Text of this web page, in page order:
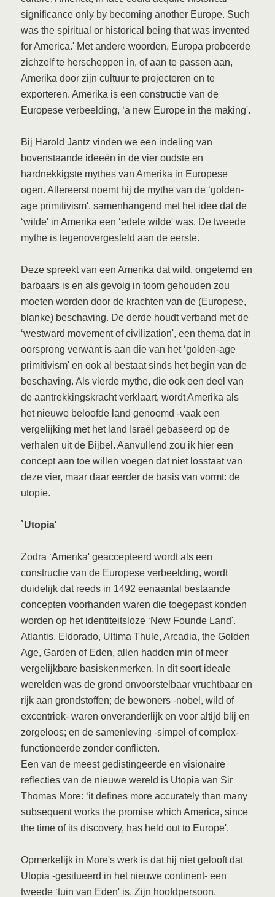
significance only by becoming another Europe. Such
was the spiritual or historical being that was invented
for America.' Met andere woorden, Europa probeerde
zichzelf te herscheppen in, of aan te passen aan,
Amerika door zijn cultuur te projecteren en te
exporteren. Amerika is een constructie van de
Europese verbeelding, ‘a new Europe in the making'.
Bij Harold Jantz vinden we een indeling van
bovenstaande ideeën in de vier oudste en
hardnekkigste mythes van Amerika in Europese
ogen. Allereerst noemt hij de mythe van de ‘golden-
age primitivism', samenhangend met het idee dat de
‘wilde' in Amerika een ‘edele wilde' was. De tweede
mythe is tegenovergesteld aan de eerste.
Deze spreekt van een Amerika dat wild, ongetemd en
barbaars is en als gevolg in toom gehouden zou
moeten worden door de krachten van de (Europese,
blanke) beschaving. De derde houdt verband met de
‘westward movement of civilization', een thema dat in
oorsprong verwant is aan die van het ‘golden-age
primitivism' en ook al bestaat sinds het begin van de
beschaving. Als vierde mythe, die ook een deel van
de aantrekkingskracht verklaart, wordt Amerika als
het nieuwe beloofde land genoemd -vaak een
vergelijking met het land Israël gebaseerd op de
verhalen uit de Bijbel. Aanvullend zou ik hier een
concept aan toe willen voegen dat niet losstaat van
deze vier, maar daar eerder de basis van vormt: de
utopie.
`Utopia'
Zodra ‘Amerika' geaccepteerd wordt als een
constructie van de Europese verbeelding, wordt
duidelijk dat reeds in 1492 eenaantal bestaande
concepten voorhanden waren die toegepast konden
worden op het identiteitsloze ‘New Founde Land'.
Atlantis, Eldorado, Ultima Thule, Arcadia, the Golden
Age, Garden of Eden, allen hadden min of meer
vergelijkbare basiskenmerken. In dit soort ideale
werelden was de grond onvoorstelbaar vruchtbaar en
rijk aan grondstoffen; de bewoners -nobel, wild of
excentriek- waren onveranderlijk en voor altijd blij en
zorgeloos; en de samenleving -simpel of complex-
functioneerde zonder conflicten.
Een van de meest gedistingeerde en visionaire
reflecties van de nieuwe wereld is Utopia van Sir
Thomas More: ‘it defines more accurately than many
subsequent works the promise which America, since
the time of its discovery, has held out to Europe'.
Opmerkelijk in More's werk is dat hij niet gelooft dat
Utopia -gesitueerd in het nieuwe continent- een
tweede ‘tuin van Eden' is. Zijn hoofdpersoon,